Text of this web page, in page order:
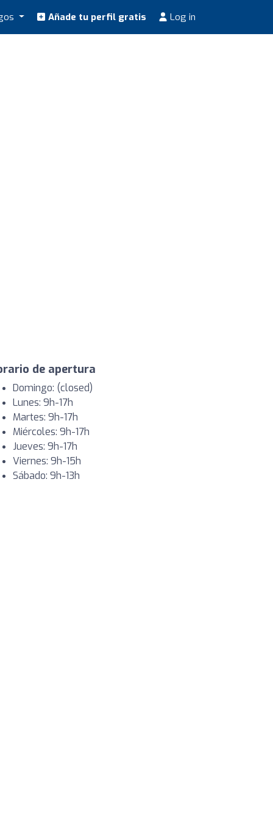
Añade tu perfil gratis Log in
de apertura
Domingo: (closed)
Lunes: 9h-17h
Martes: 9h-17h
Miércoles: 9h-17h
Jueves: 9h-17h
Viernes: 9h-15h
Sábado: 9h-13h